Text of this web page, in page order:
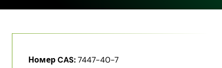
Номер CAS:7447-40-7